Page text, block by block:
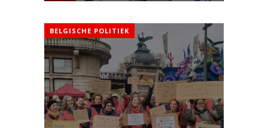
BELGISCHE POLITIEK